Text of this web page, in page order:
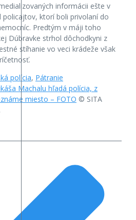
informácii ešte v
policajtov, ktorí boli privolaní do
Predtým v máji toho
Dúbravke strhol dôchodkyni z
stíhanie vo veci krádeže však
polícia, Pátranie
Machalu hľadá polícia, z
miesto – FOTO © SITA